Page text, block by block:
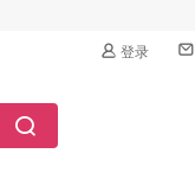
登录